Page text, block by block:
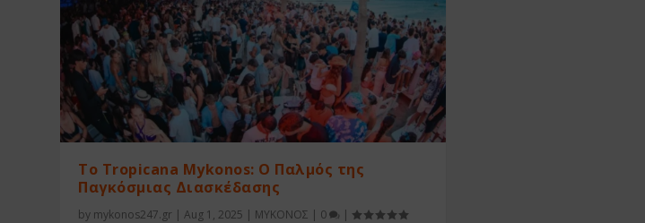
Το Tropicana Mykonos: Ο Παλμός της
Παγκόσμιας Διασκέδασης
by mykonos247.gr |Aug 1, 2025 | ΜΥΚΟΝΟΣ | 0 |